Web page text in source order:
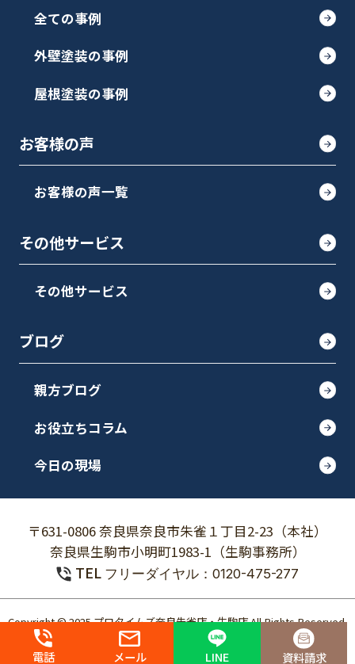
全ての事例
外壁塗装の事例
屋根塗装の事例
お客様の声
お客様の声一覧
その他サービス
その他サービス
ブログ
親方ブログ
お役立ちコラム
今日の現場
〒631-0806 奈良県奈良市朱雀１丁目2-23（本社）
奈良県生駒市小明町1983-1（生駒事務所）
TEL フリーダイヤル：0120-475-277
Copyright © 2025 プロタイムズ奈良朱雀店・生駒店 All Rights Reserved.
個人情報保護方針
電話 メール LINE 資料請求